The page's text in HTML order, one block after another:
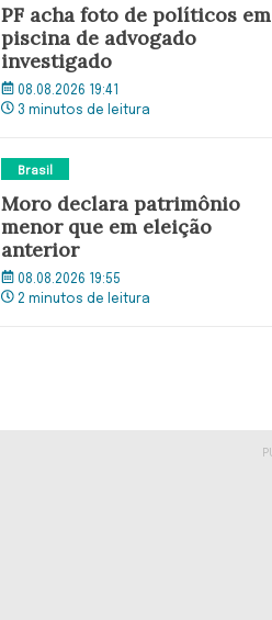
PF acha foto de políticos em
piscina de advogado
investigado
08.08.2026 19:41
3 minutos de leitura
Brasil
Moro declara patrimônio
menor que em eleição
anterior
08.08.2026 19:55
2 minutos de leitura